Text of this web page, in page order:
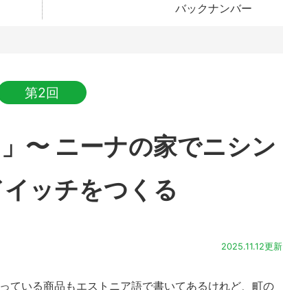
バックナンバー
第2回
〜 ニーナの家でニシン
ッチをつくる
2025.11.12更新
ている商品もエストニア語で書いてあるけれど、町の